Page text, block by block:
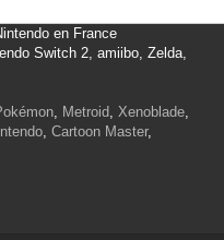
en France
Switch 2, amiibo, Zelda,
, Metroid, Xenoblade,
, Cartoon Master,